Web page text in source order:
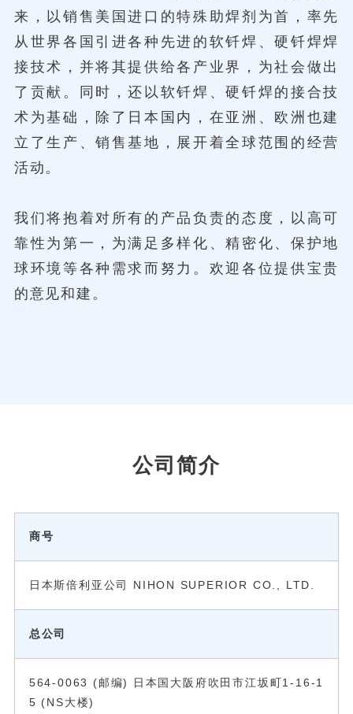
来，以销售美国进口的特殊助焊剂为首，率先
从世界各国引进各种先进的软钎焊、硬钎焊焊
接技术，并将其提供给各产业界，为社会做出
了贡献。同时，还以软钎焊、硬钎焊的接合技
术为基础，除了日本国内，在亚洲、欧洲也建
立了生产、销售基地，展开着全球范围的经营
活动。
我们将抱着对所有的产品负责的态度，以高可
靠性为第一，为满足多样化、精密化、保护地
球环境等各种需求而努力。欢迎各位提供宝贵
的意见和建。
公司简介
商号
日本斯倍利亚公司 NIHON SUPERIOR CO., LTD.
总公司
564-0063 (邮编) 日本国大阪府吹田市江坂町1-16-1
5 (NS大楼)